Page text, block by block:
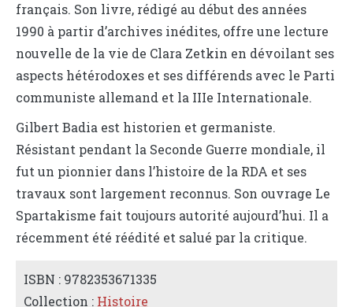
français. Son livre, rédigé au début des années
1990 à partir d’archives inédites, offre une lecture
nouvelle de la vie de Clara Zetkin en dévoilant ses
aspects hétérodoxes et ses différends avec le Parti
communiste allemand et la IIIe Internationale.
Gilbert Badia est historien et germaniste.
Résistant pendant la Seconde Guerre mondiale, il
fut un pionnier dans l’histoire de la RDA et ses
travaux sont largement reconnus. Son ouvrage Le
Spartakisme fait toujours autorité aujourd’hui. Il a
récemment été réédité et salué par la critique.
ISBN : 9782353671335
Collection : Histoire